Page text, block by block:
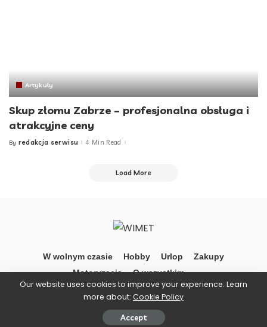
Artykuły
Skup złomu Zabrze – profesjonalna obsługa i
atrakcyjne ceny
Posted
By redakcja serwisu 4 Min Read
Load More
W wolnym czasie Hobby Urlop
Zakupy
Motoryzacja
O wszystkim …
©Wimet
Our website uses cookies to improve your experience. Learn
more about: Cookie Policy
Accept